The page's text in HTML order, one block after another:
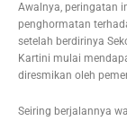
Awalnya, peringatan
penghormatan
setelah berdirinya
Kartini mulai
diresmikan oleh
Seiring berjalannya